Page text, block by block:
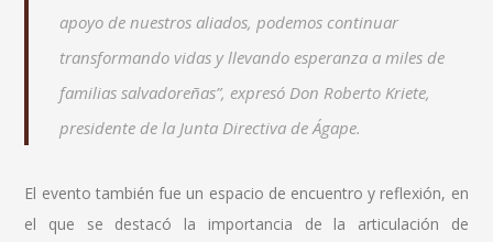
apoyo de nuestros aliados, podemos continuar
transformando vidas y llevando esperanza a miles de
familias salvadoreñas”, expresó Don Roberto Kriete,
presidente de la Junta Directiva de Ágape.
El evento también fue un espacio de encuentro y reflexión, en
el que se destacó la importancia de la articulación de